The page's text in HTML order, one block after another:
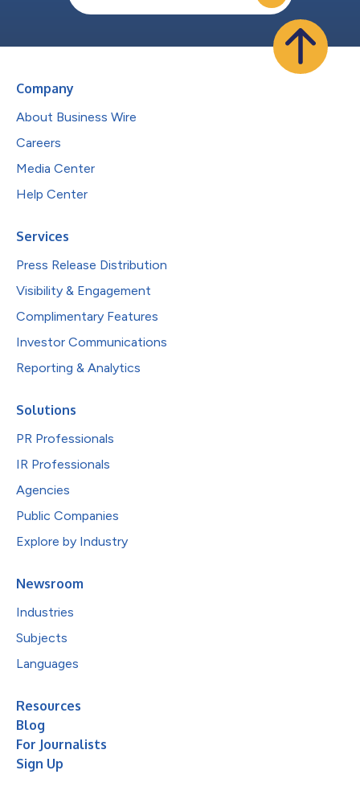
Company
About Business Wire
Careers
Media Center
Help Center
Services
Press Release Distribution
Visibility & Engagement
Complimentary Features
Investor Communications
Reporting & Analytics
Solutions
PR Professionals
IR Professionals
Agencies
Public Companies
Explore by Industry
Newsroom
Industries
Subjects
Languages
Resources
Blog
For Journalists
Sign Up